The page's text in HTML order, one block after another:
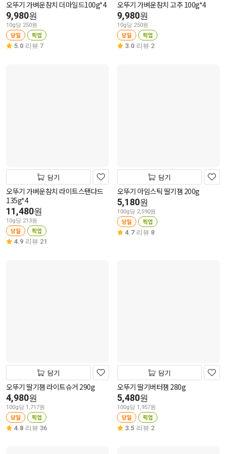
오뚜기 가벼운참치 더마일드100g*4
9,980원
10g당 250원
당일 픽업
5.0 리뷰 7
오뚜기 가벼운참치 고추 100g*4
9,980원
10g당 250원
당일 픽업
3.0 리뷰 2
담기
오뚜기 가벼운참치 라이트스탠다드
135g*4
11,480원
10g당 213원
당일 픽업
4.9 리뷰 21
담기
오뚜기 아임스틱 딸기잼 200g
5,180원
100g당 2,590원
당일 픽업
4.7 리뷰 8
담기
오뚜기 딸기잼 라이트슈거 290g
4,980원
100g당 1,717원
당일 픽업
4.8 리뷰 36
담기
오뚜기 딸기버터잼 280g
5,480원
100g당 1,957원
당일 픽업
3.5 리뷰 2